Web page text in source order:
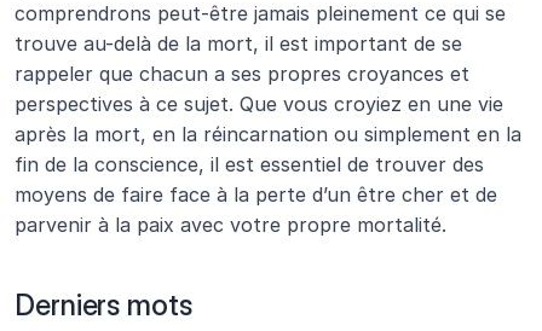
comprendrons peut-être jamais pleinement ce qui se
trouve au-delà de la mort, il est important de se
rappeler que chacun a ses propres croyances et
perspectives à ce sujet. Que vous croyiez en une vie
après la mort, en la réincarnation ou simplement en la
fin de la conscience, il est essentiel de trouver des
moyens de faire face à la perte d’un être cher et de
parvenir à la paix avec votre propre mortalité.
Derniers mots